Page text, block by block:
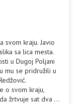
svom kraju. Javio
sa lica mesta.
u Dugoj Poljani
mu se pridružili u
o svom kraju,
žrtvuje sat dva ...